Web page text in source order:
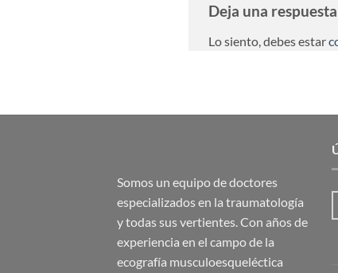
Deja una respuesta
Lo siento, debes estar
Somos un equipo de doctores
especializados en la traumatología
y todas sus vertientes. Con años de
experiencia en el campo de la
ecografía musculoesqueléctica